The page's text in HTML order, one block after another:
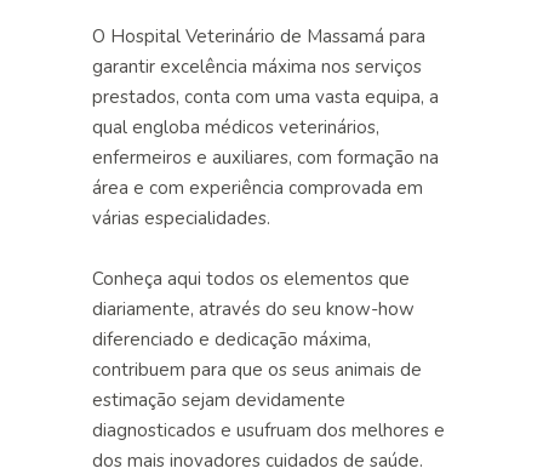
O Hospital Veterinário de Massamá para
garantir excelência máxima nos serviços
prestados, conta com uma vasta equipa, a
qual engloba médicos veterinários,
enfermeiros e auxiliares, com formação na
área e com experiência comprovada em
várias especialidades.
Conheça aqui todos os elementos que
diariamente, através do seu know-how
diferenciado e dedicação máxima,
contribuem para que os seus animais de
estimação sejam devidamente
diagnosticados e usufruam dos melhores e
dos mais inovadores cuidados de saúde.